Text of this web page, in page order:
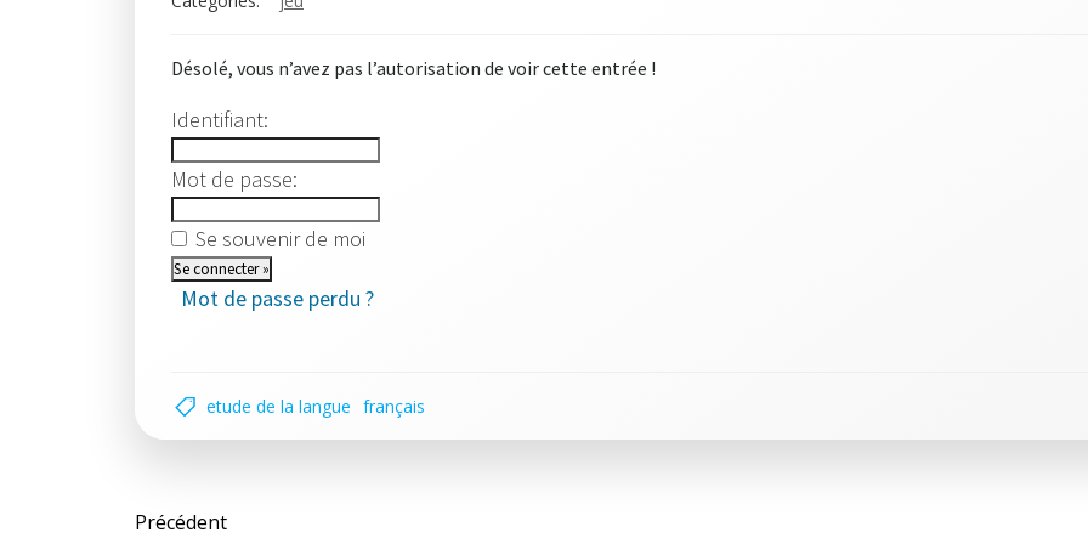
Désolé, vous n’avez pas l’autorisation de voir cette entrée !
Identifiant:
Mot de passe:
Se souvenir de moi
Mot de passe perdu ?
etude de la langue français
Post
Précédent